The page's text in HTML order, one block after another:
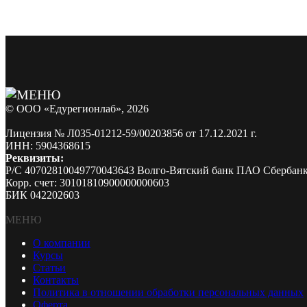
© ООО «Едурегионлаб», 2026
Лицензия № Л035-01212-59/00203856 от 17.12.2021 г.
ИНН: 5904368615
Реквизиты:
Р/С 40702810049770043643 Волго-Вятский банк ПАО
Корр. счет: 30101810900000000603
БИК 042202603
МЕНЮ
О компании
Курсы
Статьи
Контакты
Политика в отношении обработки персональных данных
Оферта